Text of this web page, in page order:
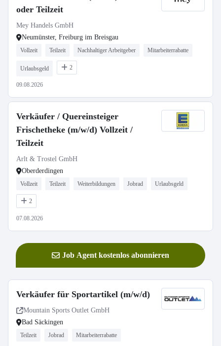
oder Teilzeit
Mey Handels GmbH
Neumünster, Freiburg im Breisgau
Vollzeit Teilzeit Nachhaltiger Arbeitgeber Mitarbeiterrabatte
Urlaubsgeld 2
09.08.2026
Verkäufer / Quereinsteiger
Frischetheke (m/w/d) Vollzeit /
Teilzeit
Arlt & Trostel GmbH
Oberderdingen
Vollzeit Teilzeit Weiterbildungen Jobrad Urlaubsgeld
2
07.08.2026
Job Agent kostenlos abonnieren
Verkäufer für Sportartikel (m/w/d)
Mountain Sports Outlet GmbH
Bad Säckingen
Teilzeit Jobrad Mitarbeiterrabatte